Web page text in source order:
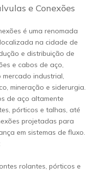
e Conexões
é uma renomada
na cidade de
e distribuição de
e cabos de aço,
industrial,
mineração e siderurgia.
de aço altamente
pórticos e talhas, até
projetadas para
em sistemas de fluxo.
rolantes, pórticos e